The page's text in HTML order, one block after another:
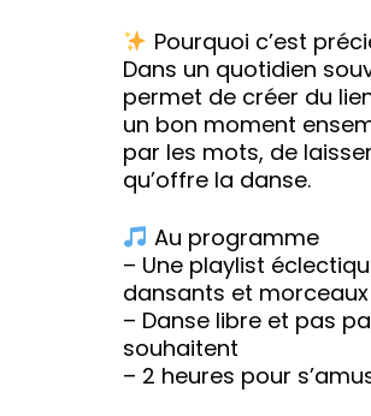
Pourquoi c’est
Dans un quotidien
permet de créer du
un bon moment
par les mots, de
qu’offre la danse.
Au programme
– Une playlist
dansants et
– Danse libre et pas
souhaitent
– 2 heures pour